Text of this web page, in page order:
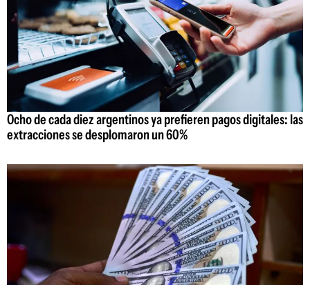
Ocho de cada diez argentinos ya prefieren pagos digitales: las
extracciones se desplomaron un 60%